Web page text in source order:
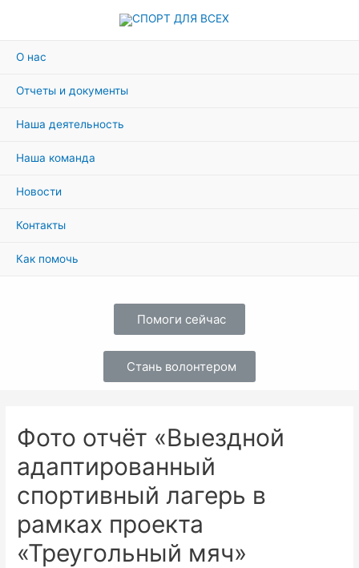
О нас
Отчеты и документы
Наша деятельность
Наша команда
Новости
Контакты
Как помочь
Помоги сейчас
Стань волонтером
Фото отчёт «Выездной
адаптированный
спортивный лагерь в
рамках проекта
«Треугольный мяч»